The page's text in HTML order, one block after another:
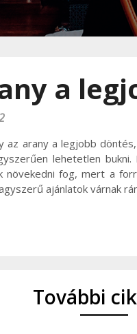
a
az arany a legjobb
lehetetlen bukni.
növekedni fog, mert a
ajánlatok várnak
További